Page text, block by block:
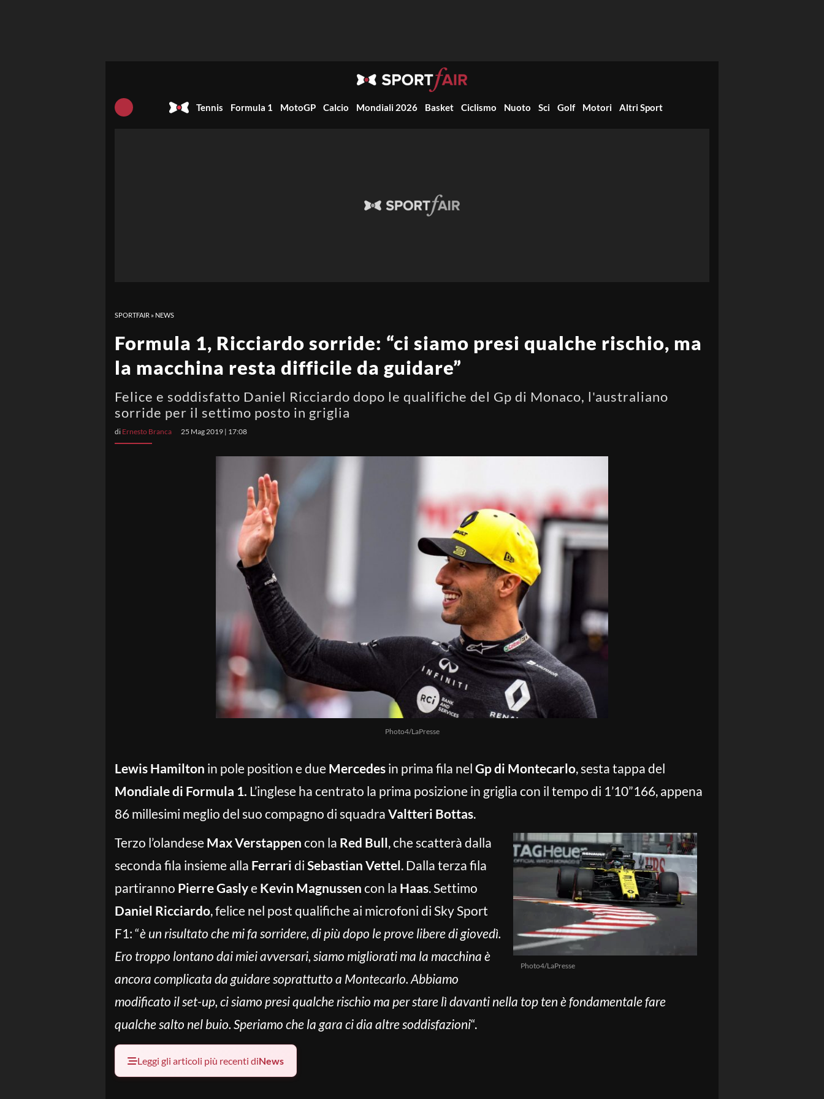
Tennis Formula 1 MotoGP Calcio Mondiali 2026 Basket Ciclismo Nuoto Sci Golf Motori Altri Sport
SPORTFAIR » NEWS
Formula 1, Ricciardo sorride: “ci siamo presi qualche rischio, ma
la macchina resta difficile da guidare”
Felice e soddisfatto Daniel Ricciardo dopo le qualifiche del Gp di Monaco, l'australiano
sorride per il settimo posto in griglia
di Ernesto Branca 25 Mag 2019 | 17:08
Photo4/LaPresse
Lewis Hamilton in pole position e due Mercedes in prima fila nel Gp di Montecarlo, sesta tappa del
Mondiale di Formula 1. L’inglese ha centrato la prima posizione in griglia con il tempo di 1’10”166, appena
86 millesimi meglio del suo compagno di squadra Valtteri Bottas.
Photo4/LaPresse
Terzo l’olandese Max Verstappen con la Red Bull, che scatterà dalla
seconda fila insieme alla Ferrari di Sebastian Vettel. Dalla terza fila
partiranno Pierre Gaslye Kevin Magnussen con la Haas. Settimo
Daniel Ricciardo, felice nel post qualifiche ai microfoni di Sky Sport
F1: “è un risultato che mi fa sorridere, di più dopo le prove libere di giovedì.
Ero troppo lontano dai miei avversari, siamo migliorati ma la macchina è
ancora complicata da guidare soprattutto a Montecarlo. Abbiamo
modificato il set-up, ci siamo presi qualche rischio ma per stare lì davanti nella top ten è fondamentale fare
qualche salto nel buio. Speriamo che la gara ci dia altre soddisfazioni“.
Leggi gli articoli più recenti diNews